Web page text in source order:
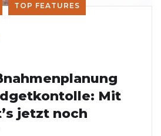
TOP FEATURES
Mit
jetzt noch